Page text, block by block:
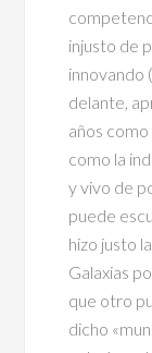
injusto de
innovando
delante,
años
como la
y vivo de
puede
hizo justo
Galaxias
que otro
dicho